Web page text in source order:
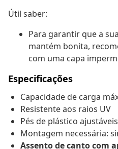
Útil saber:
Para garantir que a
mantém bonita,
com uma capa
Especificações
Capacidade de carga
Resistente aos raios UV
Pés de plástico ajustáveis
Montagem necessária:
Assento de canto com